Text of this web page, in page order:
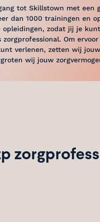
tot Skillstown met een
dan 1000 trainingen en
opleidingen, zodat jij je
Om
verlenen, zetten wij
wij jouw